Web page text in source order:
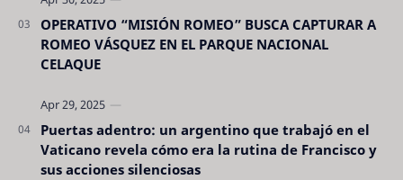
OPERATIVO “MISIÓN ROMEO” BUSCA CAPTURAR A
ROMEO VÁSQUEZ EN EL PARQUE NACIONAL
CELAQUE
Puertas adentro: un argentino que trabajó en el
Vaticano revela cómo era la rutina de Francisco y
sus acciones silenciosas